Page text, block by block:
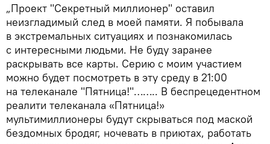
„Проект "Секретный миллионер" оставил
неизгладимый след в моей памяти. Я побывала
в экстремальных ситуациях и познакомилась
с интересными людьми. Не буду заранее
раскрывать все карты. Серию с моим участием
можно будет посмотреть в эту среду в 21:00
на телеканале "Пятница!"…….. В беспрецедентном
реалити телеканала «Пятница!»
мультимиллионеры будут скрываться под маской
бездомных бродяг, ночевать в приютах, работать